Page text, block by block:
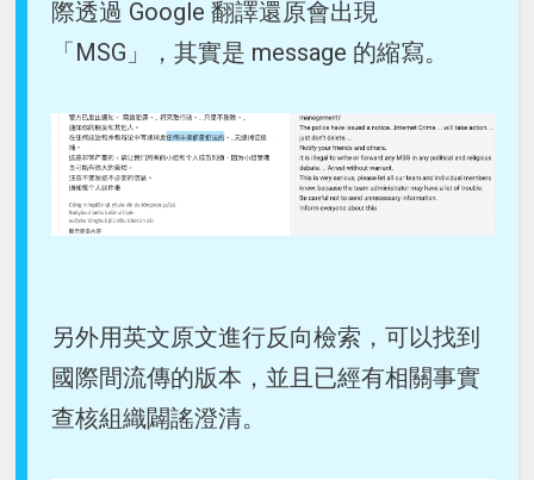
際透過 Google 翻譯還原會出現
「MSG」，其實是 message 的縮寫。
另外用英文原文進行反向檢索，可以找到
國際間流傳的版本，並且已經有相關事實
查核組織闢謠澄清。